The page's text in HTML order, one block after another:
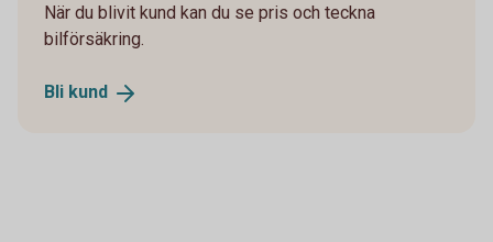
När du blivit kund kan du se pris och teckna
bilförsäkring.
Bli kund